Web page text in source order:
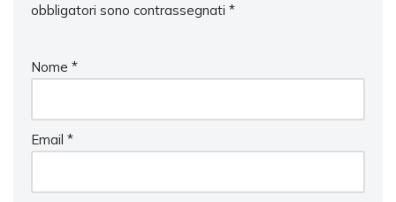
obbligatori sono contrassegnati *
Nome *
Email *